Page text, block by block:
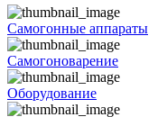
Самогонные аппараты
Самогоноварение
Оборудование